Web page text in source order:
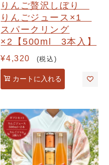
りんご贅沢しぼり
りんごジュース×1
スパークリング
×2【500ml 3本入】
¥4,320 税込
カートに入れる